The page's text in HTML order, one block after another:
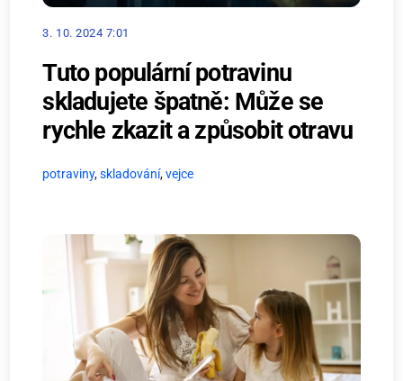
3. 10. 2024 7:01
Tuto populární potravinu
skladujete špatně: Může se
rychle zkazit a způsobit otravu
potraviny,skladování,vejce